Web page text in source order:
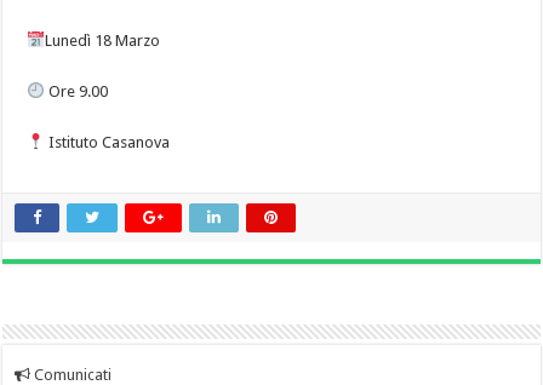
Lunedì 18 Marzo
Ore 9.00
Istituto Casanova
Comunicati